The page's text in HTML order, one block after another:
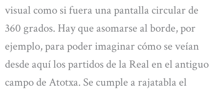
visual como si fuera una pantalla circular de
360 grados. Hay que asomarse al borde, por
ejemplo, para poder imaginar cómo se veían
desde aquí los partidos de la Real en el antiguo
campo de Atotxa. Se cumple a rajatabla el